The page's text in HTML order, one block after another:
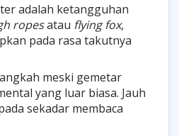
adalah ketangguhan
ropesatau flying fox,
pada rasa takutnya
meski gemetar
yang luar biasa. Jauh
sekadar membaca